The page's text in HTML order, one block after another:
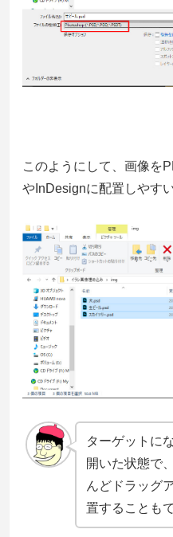
このようにして、画像を
やInDesignに配置しやす
ターゲットに
開いた状態で
んどドラッグ
置することも